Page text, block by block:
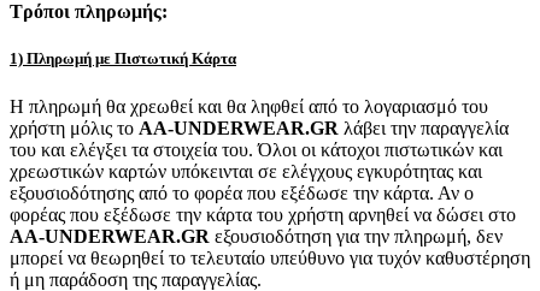
Τρόποι πληρωμής:
1) Πληρωμή με Πιστωτική Κάρτα
Η πληρωμή θα χρεωθεί και θα ληφθεί από το λογαριασμό του
χρήστη μόλις το AA-UNDERWEAR.GR λάβει την παραγγελία
του και ελέγξει τα στοιχεία του. Όλοι οι κάτοχοι πιστωτικών και
χρεωστικών καρτών υπόκεινται σε ελέγχους εγκυρότητας και
εξουσιοδότησης από το φορέα που εξέδωσε την κάρτα. Αν ο
φορέας που εξέδωσε την κάρτα του χρήστη αρνηθεί να δώσει στο
AA-UNDERWEAR.GR εξουσιοδότηση για την πληρωμή, δεν
μπορεί να θεωρηθεί το τελευταίο υπεύθυνο για τυχόν καθυστέρηση
ή μη παράδοση της παραγγελίας.